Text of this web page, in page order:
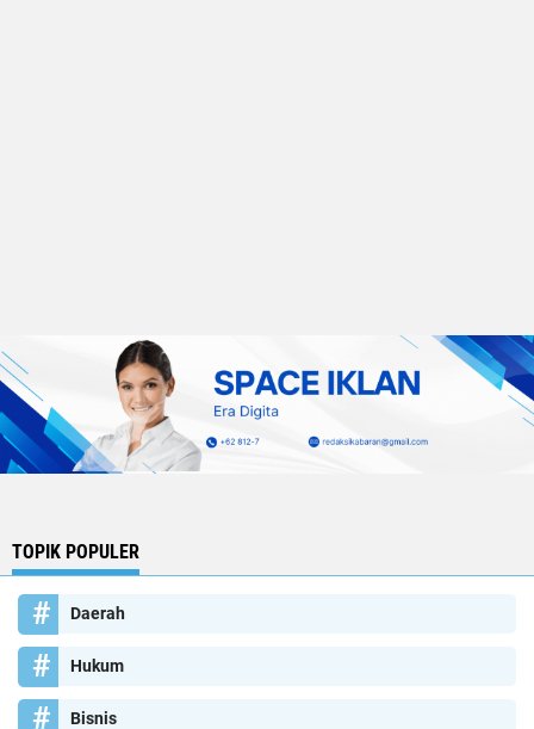
TOPIK POPULER
Daerah
Hukum
Bisnis